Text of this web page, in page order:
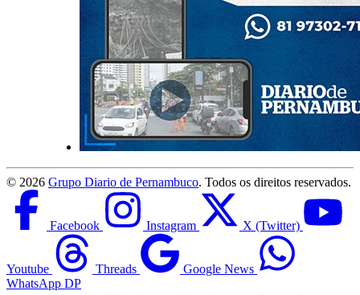
© 2026 Grupo Diario de Pernambuco. Todos os direitos reservados.
Facebook Instagram X (Twitter)
Youtube Threads
Google News
WhatsApp DP